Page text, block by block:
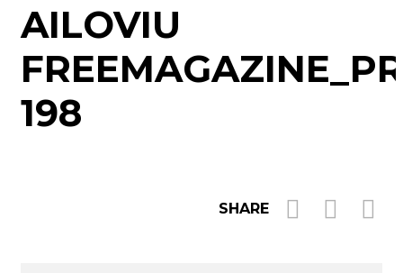
AILOVIU
198
SHARE